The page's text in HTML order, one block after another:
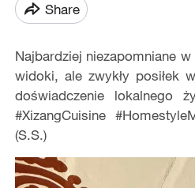
Share
Najbardziej niezapomniane
widoki, ale zwykły posiłek
doświadczenie lokalnego
#XizangCuisine
(S.S.)